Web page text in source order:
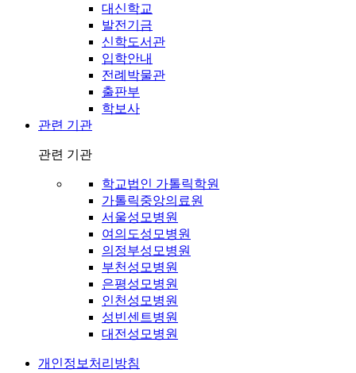
대신학교
발전기금
신학도서관
입학안내
전례박물관
출판부
학보사
관련 기관
관련 기관
학교법인 가톨릭학원
가톨릭중앙의료원
서울성모병원
여의도성모병원
의정부성모병원
부천성모병원
은평성모병원
인천성모병원
성빈센트병원
대전성모병원
개인정보처리방침